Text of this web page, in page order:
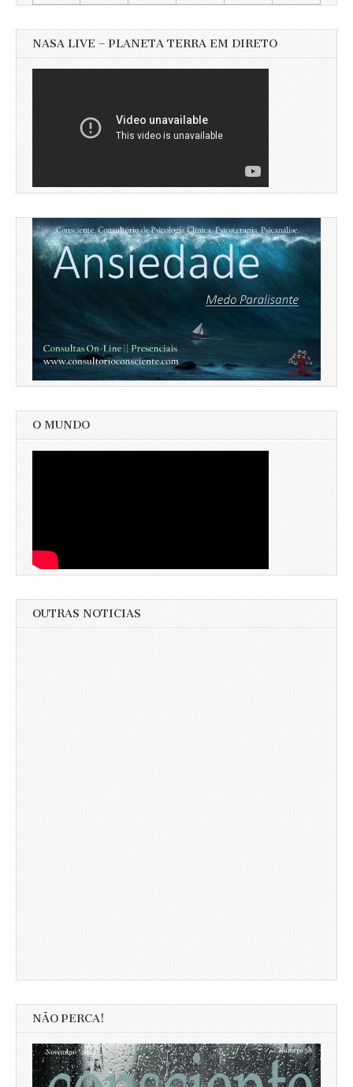
NASA LIVE – PLANETA TERRA EM DIRETO
O MUNDO
OUTRAS NOTICIAS
NÃO PERCA!